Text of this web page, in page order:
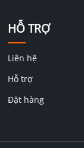
HỖ TRỢ
Liên hệ
Hỗ trợ
Đặt hàng